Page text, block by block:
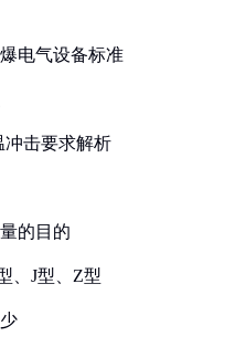
电气设备标准
冲击要求解析
的目的
、J型、Z型